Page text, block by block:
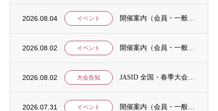
2026.08.04 イベント
2026.08.02 イベント
2026.08.02 大会告知
2026.07.31 イベント